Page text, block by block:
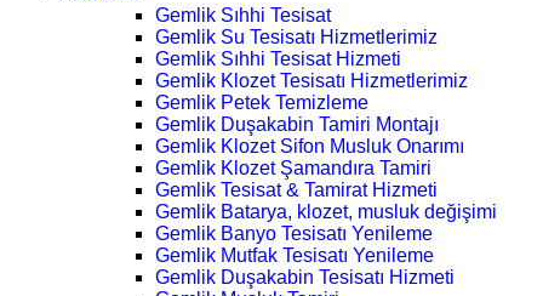
Gemlik Sıhhi Tesisat
Gemlik Su Tesisatı Hizmetlerimiz
Gemlik Sıhhi Tesisat Hizmeti
Gemlik Klozet Tesisatı Hizmetlerimiz
Gemlik Petek Temizleme
Gemlik Duşakabin Tamiri Montajı
Gemlik Klozet Sifon Musluk Onarımı
Gemlik Klozet Şamandıra Tamiri
Gemlik Tesisat & Tamirat Hizmeti
Gemlik Batarya, klozet, musluk değişimi
Gemlik Banyo Tesisatı Yenileme
Gemlik Mutfak Tesisatı Yenileme
Gemlik Duşakabin Tesisatı Hizmeti